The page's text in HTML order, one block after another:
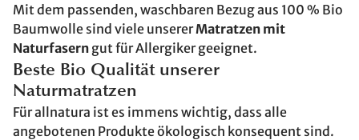
Mit dem passenden, waschbaren Bezug aus 100 % Bio
Baumwolle sind viele unsererMatratzen mit
Naturfasern gut für Allergiker geeignet.
Beste Bio Qualität unserer
Naturmatratzen
Für allnatura ist es immens wichtig, dass alle
angebotenen Produkte ökologisch konsequent sind.